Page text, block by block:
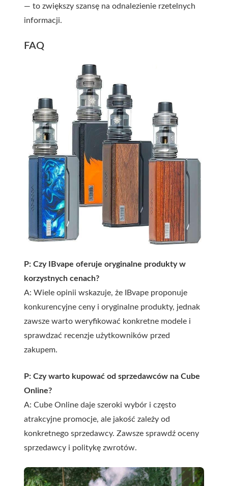
— to zwiększy szansę na odnalezienie rzetelnych
informacji.
FAQ
P: Czy IBvape oferuje oryginalne produkty w
korzystnych cenach?
A: Wiele opinii wskazuje, że IBvape proponuje
konkurencyjne ceny i oryginalne produkty, jednak
zawsze warto weryfikować konkretne modele i
sprawdzać recenzje użytkowników przed
zakupem.
P: Czy warto kupować od sprzedawców na Cube
Online?
A: Cube Online daje szeroki wybór i często
atrakcyjne promocje, ale jakość zależy od
konkretnego sprzedawcy. Zawsze sprawdź oceny
sprzedawcy i politykę zwrotów.